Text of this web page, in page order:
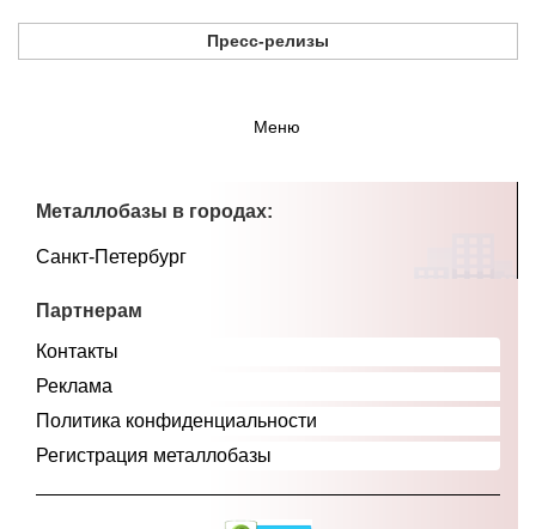
Пресс-релизы
Меню
Металлобазы в городах:
Санкт-Петербург
Партнерам
Контакты
Реклама
Политика конфиденциальности
Регистрация металлобазы